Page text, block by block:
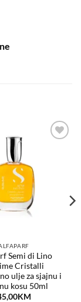
Semi di Lino
Cristalli
ulje za sjajnu i
kosu 50ml
KM